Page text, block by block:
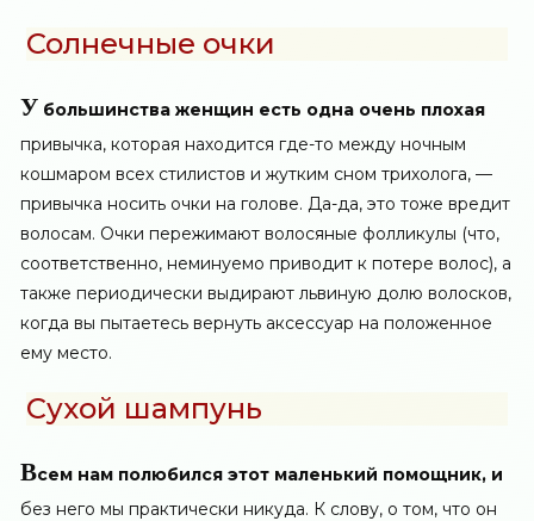
Солнечные очки
У большинства женщин есть одна очень плохая
привычка, которая находится где-то между ночным
кошмаром всех стилистов и жутким сном трихолога, —
привычка носить очки на голове. Да-да, это тоже вредит
волосам. Очки пережимают волосяные фолликулы (что,
соответственно, неминуемо приводит к потере волос), а
также периодически выдирают львиную долю волосков,
когда вы пытаетесь вернуть аксессуар на положенное
ему место.
Сухой шампунь
Всем нам полюбился этот маленький помощник, и
без него мы практически никуда. К слову, о том,что он